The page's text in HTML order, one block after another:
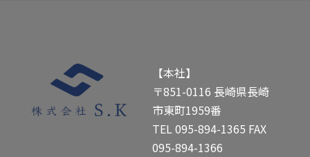
【本社】
〒851-0116 長崎県長崎
市東町1959番
TEL095-894-1365 FAX
095-894-1366